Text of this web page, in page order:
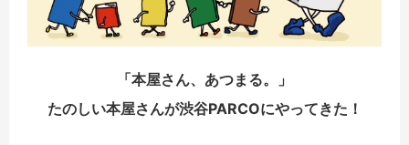
「本屋さん、あつまる。」
たのしい本屋さんが渋谷PARCOにやってきた！